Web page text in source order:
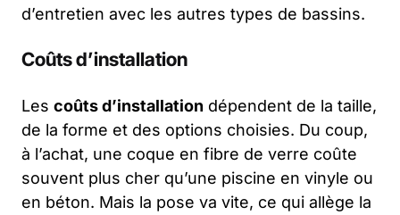
d’entretien avec les autres types de bassins.
Coûts d’installation
Les coûts d’installation dépendent de la taille,
de la forme et des options choisies. Du coup,
à l’achat, une coque en fibre de verre coûte
souvent plus cher qu’une piscine en vinyle ou
en béton. Mais la pose va vite, ce qui allège la